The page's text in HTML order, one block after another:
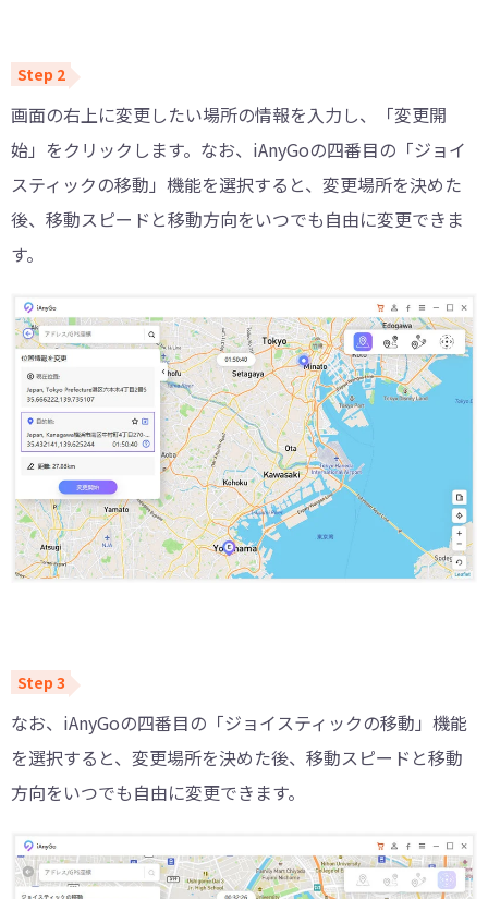
画面の右上に変更したい場所の情報を入力し、「変更開
始」をクリックします。なお、iAnyGoの四番目の「ジョイ
スティックの移動」機能を選択すると、変更場所を決めた
後、移動スピードと移動方向をいつでも自由に変更できま
す。
なお、iAnyGoの四番目の「ジョイスティックの移動」機能
を選択すると、変更場所を決めた後、移動スピードと移動
方向をいつでも自由に変更できます。